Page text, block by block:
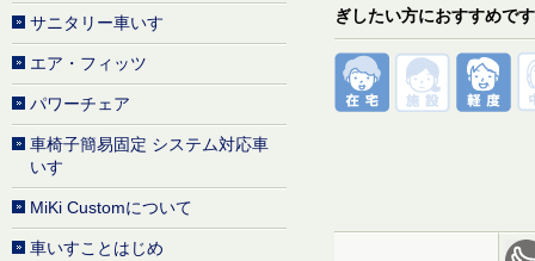
ぎしたい方におすすめで
サニタリー車いす
エア・フィッツ
パワーチェア
車椅子簡易固定 システム対応車
いす
MiKi Customについて
車いすことはじめ